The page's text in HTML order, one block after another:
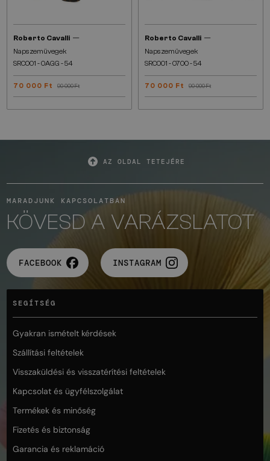
Roberto Cavalli —
Napszemüvegek
SRC001 - 0AGG - 54
70 000 Ft 90 000 Ft
Roberto Cavalli —
Napszemüvegek
SRC001 - 0700 - 54
70 000 Ft 90 000 Ft
AZ OLDAL TETEJÉRE
MARADJUNK KAPCSOLATBAN
KÖVESD A VARÁZSLATOT
FACEBOOK INSTAGRAM
SEGÍTSÉG
Gyakran ismételt kérdések
Szállítási feltételek
Visszaküldési és visszatérítési feltételek
Kapcsolat és ügyfélszolgálat
Termékek és minőség
Fizetés és biztonság
Garancia és reklamáció